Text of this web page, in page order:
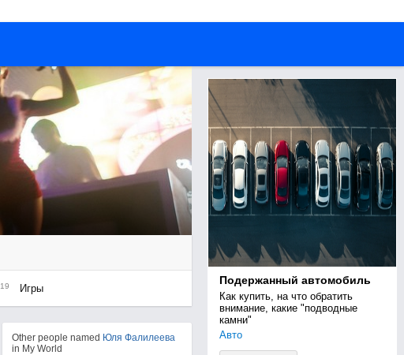
19 Игры
Подержанный автомобиль
Как купить, на что обратить
внимание, какие "подводные
камни"
Авто
Other people named Юля Фалилеева
in My World